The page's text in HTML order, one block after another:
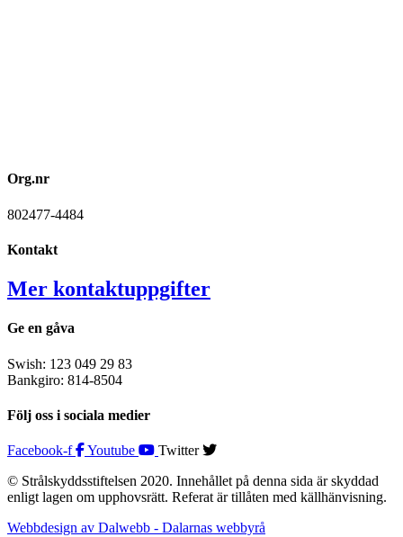
Org.nr
802477-4484
Kontakt
Mer kontaktuppgifter
Ge en gåva
Swish: 123 049 29 83
Bankgiro: 814-8504
Följ oss i sociala medier
Facebook-f Youtube
Twitter
© Strålskyddsstiftelsen 2020. Innehållet på denna sida är skyddad
enligt lagen om upphovsrätt. Referat är tillåten med källhänvisning.
Webbdesign av Dalwebb - Dalarnas webbyrå